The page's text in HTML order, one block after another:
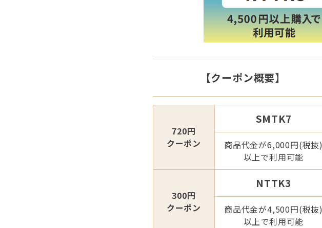
【クーポン概要】
720円
クーポン
SMTK7
商品代金が6,000円(税抜)
以上で利用可能
300円
クーポン
NTTK3
商品代金が4,500円(税抜)
以上で利用可能